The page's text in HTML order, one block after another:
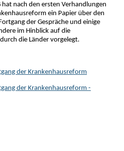
nach den ersten Verhandlungen
ein Papier über den
der Gespräche und einige
im Hinblick auf die
die Länder vorgelegt.
der Krankenhausreform
der Krankenhausreform -